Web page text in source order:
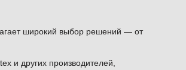
широкий выбор решений — от
и других производителей,